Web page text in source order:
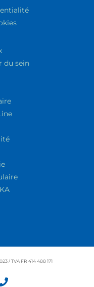
du sein
/ TVA FR 414 488 171